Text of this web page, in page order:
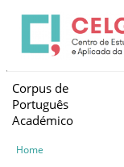
Corpus de
Português
Académico
Home